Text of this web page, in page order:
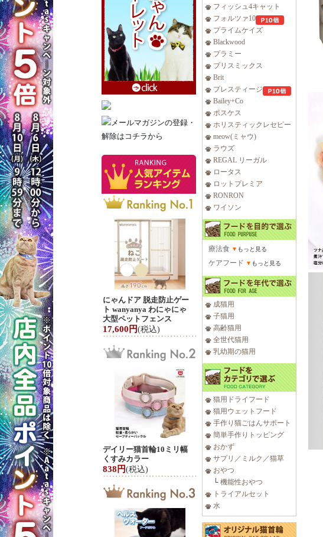
にゃんドア 脱走防止ゲー
ト wanyanya わにゃにゃ
大型ペットフェンス
17,600円(税込)
デイリー猫首輪10ミリ幅
くすみカラー
838円(税込)
フィッシュ4キャット
フォルツァ10
プライムケイズ
Blackwood
プラミー
ブリスミックス
Brit
プレスティージ
Bailey+Co
ボスケス
ホリスティックレセピー
meow(ミャウ)
ラウズ
REGAL リーガル
ロータス
ロットプレミア
RONRON
ワイソン
療法食 ▼ もっと見る
ケアフード ▼ もっと見る
成猫用
子猫用
高齢猫用
全世代猫用
乳幼期の猫用
猫用ドライフード
猫用ウェットフード
手作り猫ごはんサポート
簡単手作りトッピング
おかず
サプリ／ミルク／猫草
おやつ
└ 機能性おやつ
トライアルセット
水